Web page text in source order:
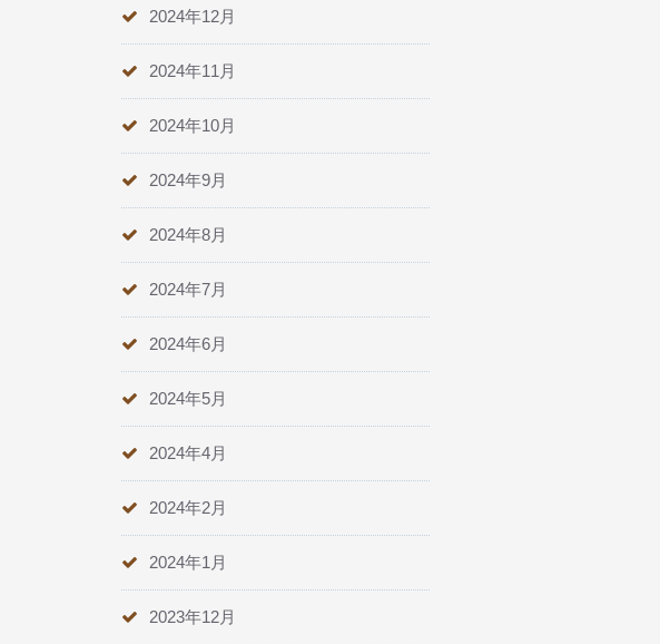
2024年12月
2024年11月
2024年10月
2024年9月
2024年8月
2024年7月
2024年6月
2024年5月
2024年4月
2024年2月
2024年1月
2023年12月